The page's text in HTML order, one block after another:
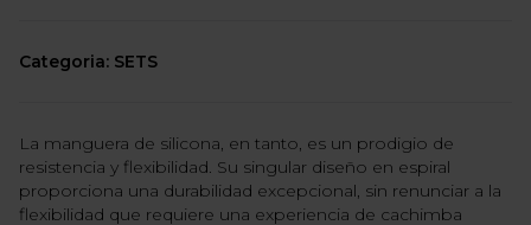
Categoria: SETS
La manguera de silicona, en tanto, es un prodigio de
resistencia y flexibilidad. Su singular diseño en espiral
proporciona una durabilidad excepcional, sin renunciar a la
flexibilidad que requiere una experiencia de cachimba